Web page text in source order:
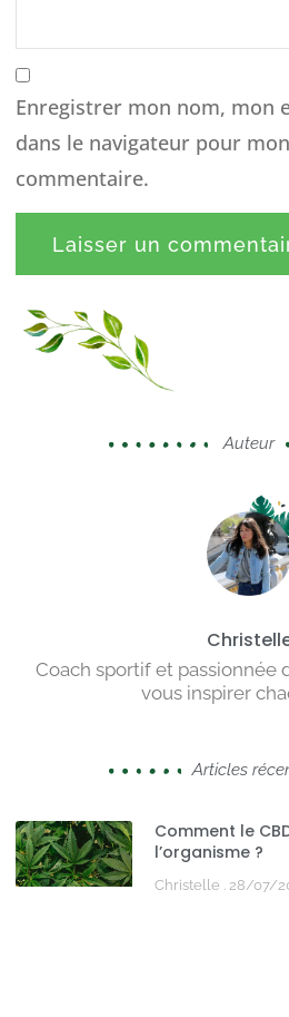
Enregistrer mon nom, mon
dans le navigateur pour
commentaire.
Auteur
Coach sportif et passionnée
vous inspirer
Articles
Comment le
l’organisme ?
Christelle 28/07/